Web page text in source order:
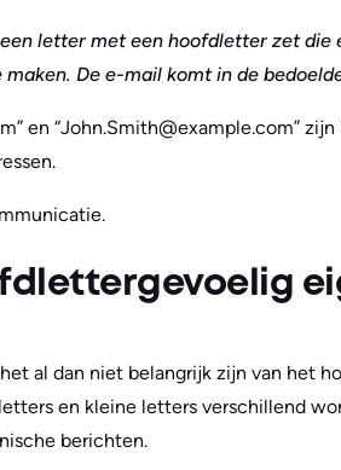
letter met een hoofdletter zet
De e-mail komt in de
en “John.Smith@example.com”
al dan niet belangrijk zijn van het
en kleine letters verschillend
berichten.